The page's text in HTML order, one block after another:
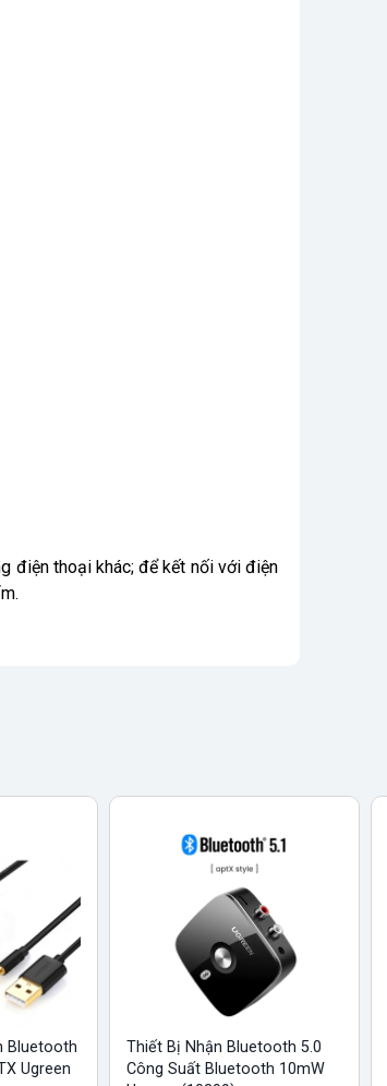
điện thoại khác; để kết nối với điện
Bluetooth
Ugreen
Thiết Bị Nhận Bluetooth 5.0
Công Suất Bluetooth 10mW